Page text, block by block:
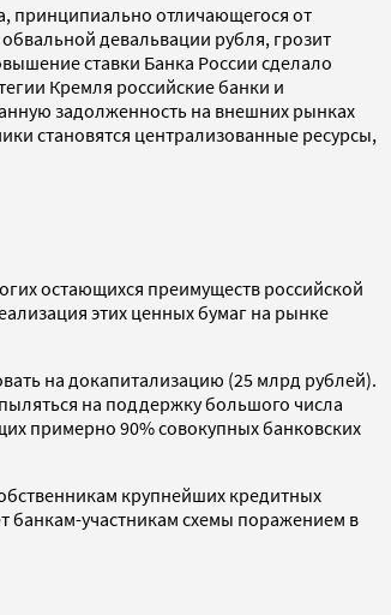
принципиально отличающегося от
девальвации рубля, грозит
ставки Банка России сделало
Кремля российские банки и
задолженность на внешних рынках
становятся централизованные ресурсы,
остающихся преимуществ российской
этих ценных бумаг на рынке
на докапитализацию (25 млрд рублей).
на поддержку большого числа
примерно 90% совокупных банковских
крупнейших кредитных
банкам-участникам схемы поражением в